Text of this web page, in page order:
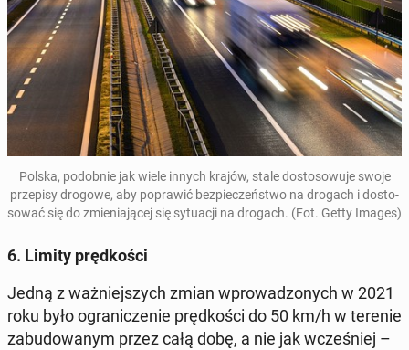
Polska, po­dob­nie jak wiele innych krajów, stale do­sto­so­wu­je swoje
prze­pi­sy drogowe, aby po­pra­wić bez­pie­czeń­stwo na drogach i do­sto­
so­wać się do zmie­nia­ją­cej się sy­tu­acji na drogach. (Fot. Getty Images)
6. Limity pręd­ko­ści
Jedną z waż­niej­szych zmian wpro­wa­dzo­nych w 2021
roku było ogra­ni­cze­nie pręd­ko­ści do 50 km/h w terenie
za­bu­do­wa­nym przez całą dobę, a nie jak wcze­śniej –